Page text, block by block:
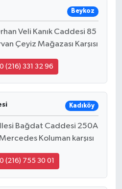
Beykoz
Veli Kanık Caddesi 85
Çeyiz Mağazası Karşısı
0 (216) 331 32 96
Kadıköy
Bağdat Caddesi 250A
Koluman karşısı
0 (216) 755 30 01